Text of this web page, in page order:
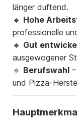
länger duftend.
🔹 Hohe
professionelle
🔹 Gut
ausgewogener
🔹 Berufswahl
und Pizza-